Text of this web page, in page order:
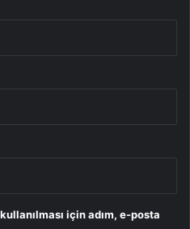
için adım, e-posta